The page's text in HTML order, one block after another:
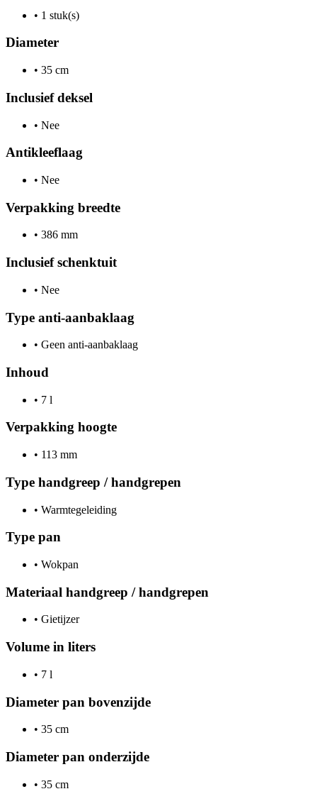
• 1 stuk(s)
Diameter
• 35 cm
Inclusief deksel
• Nee
Antikleeflaag
• Nee
Verpakking breedte
• 386 mm
Inclusief schenktuit
• Nee
Type anti-aanbaklaag
• Geen anti-aanbaklaag
Inhoud
• 7 l
Verpakking hoogte
• 113 mm
Type handgreep / handgrepen
• Warmtegeleiding
Type pan
• Wokpan
Materiaal handgreep / handgrepen
• Gietijzer
Volume in liters
• 7 l
Diameter pan bovenzijde
• 35 cm
Diameter pan onderzijde
• 35 cm